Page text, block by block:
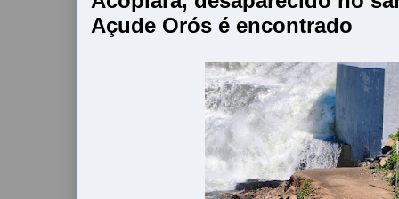
Açude Orós é encontrado